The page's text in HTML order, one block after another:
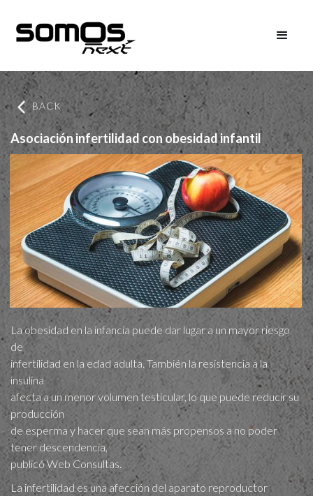
BACK
Asociación infertilidad con obesidad infantil
La obesidad en la infancia puede dar lugar a un mayor riesgo
de
infertilidad en la edad adulta. También la resistencia a la
insulina
afecta a un menor volumen testicular, lo que puede reducir su
producción
de esperma y hacer que sean más propensos a no poder
tener descendencia,
publicó Web Consultas.
La infertilidad es una afección del aparato reproductor